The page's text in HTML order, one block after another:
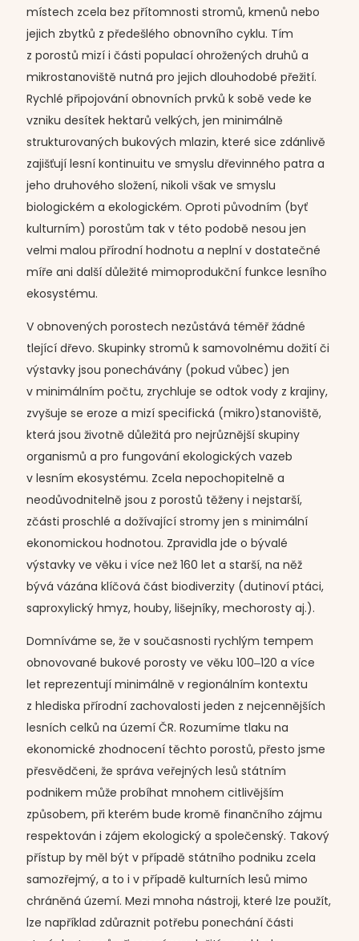
místech zcela bez přítomnosti stromů, kmenů nebo
jejich zbytků z předešlého obnovního cyklu. Tím
z porostů mizí i části populací ohrožených druhů a
mikrostanoviště nutná pro jejich dlouhodobé přežití.
Rychlé připojování obnovních prvků k sobě vede ke
vzniku desítek hektarů velkých, jen minimálně
strukturovaných bukových mlazin, které sice zdánlivě
zajišťují lesní kontinuitu ve smyslu dřevinného patra a
jeho druhového složení, nikoli však ve smyslu
biologickém a ekologickém. Oproti původním (byť
kulturním) porostům tak v této podobě nesou jen
velmi malou přírodní hodnotu a neplní v dostatečné
míře ani další důležité mimoprodukční funkce lesního
ekosystému.
V obnovených porostech nezůstává téměř žádné
tlející dřevo. Skupinky stromů k samovolnému dožití či
výstavky jsou ponechávány (pokud vůbec) jen
v minimálním počtu, zrychluje se odtok vody z krajiny,
zvyšuje se eroze a mizí specifická (mikro)stanoviště,
která jsou životně důležitá pro nejrůznější skupiny
organismů a pro fungování ekologických vazeb
v lesním ekosystému. Zcela nepochopitelně a
neodůvodnitelně jsou z porostů těženy i nejstarší,
zčásti proschlé a dožívající stromy jen s minimální
ekonomickou hodnotou. Zpravidla jde o bývalé
výstavky ve věku i více než 160 let a starší, na něž
bývá vázána klíčová část biodiverzity (dutinoví ptáci,
saproxylický hmyz, houby, lišejníky, mechorosty aj.).
Domníváme se, že v současnosti rychlým tempem
obnovované bukové porosty ve věku 100‒120 a více
let reprezentují minimálně v regionálním kontextu
z hlediska přírodní zachovalosti jeden z nejcennějších
lesních celků na území ČR. Rozumíme tlaku na
ekonomické zhodnocení těchto porostů, přesto jsme
přesvědčeni, že správa veřejných lesů státním
podnikem může probíhat mnohem citlivějším
způsobem, při kterém bude kromě finančního zájmu
respektován i zájem ekologický a společenský. Takový
přístup by měl být v případě státního podniku zcela
samozřejmý, a to i v případě kulturních lesů mimo
chráněná území. Mezi mnoha nástroji, které lze použít,
lze například zdůraznit potřebu ponechání části